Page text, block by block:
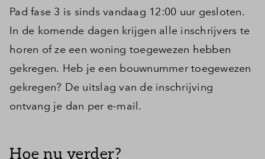
Pad fase 3 is sinds vandaag 12:00 uur gesloten.
In de komende dagen krijgen alle inschrijvers te
horen of ze een woning toegewezen hebben
gekregen. Heb je een bouwnummer toegewezen
gekregen? De uitslag van de inschrijving
ontvang je dan per e-mail.
Hoe nu verder?